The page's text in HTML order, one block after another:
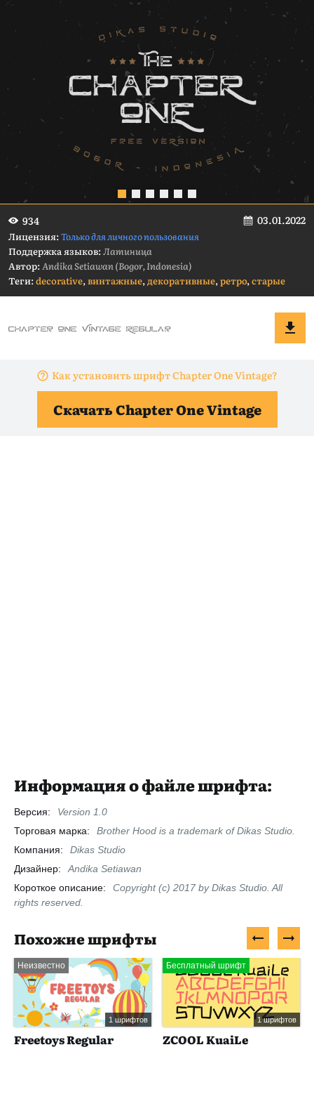
934 03.01.2022
Лицензия:Только для личного пользования
Поддержка языков:Латиница
Автор:Andika Setiawan (Bogor, Indonesia)
Теги:decorative,винтажные,декоративные,ретро,старые
Как установить шрифт Chapter One Vintage?
Скачать Chapter One Vintage
Информация о файле шрифта:
Версия:
Version 1.0
Торговая марка:
Brother Hood is a trademark of Dikas Studio.
Компания:
Dikas Studio
Дизайнер:
Andika Setiawan
Короткое описание:
Copyright (c) 2017 by Dikas Studio. All
rights reserved.
Похожие шрифты
Неизвестно
1 шрифтов
Freetoys Regular
Бесплатный шрифт
1 шрифтов
ZCOOL KuaiLe